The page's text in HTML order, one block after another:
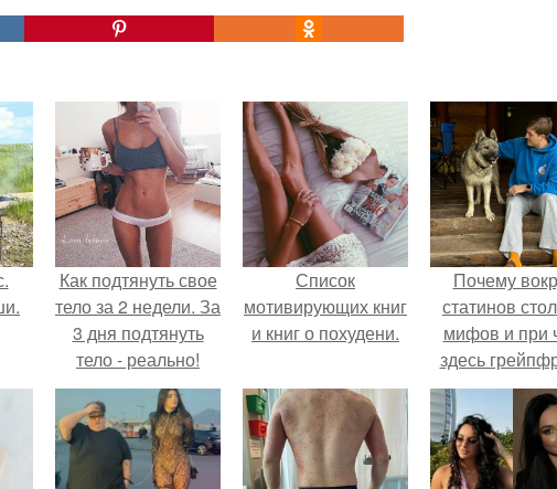
Как подтянуть свое
тело за 2 недели. За
3 дня подтянуть
тело - реально!
Список
мотивирующих книг
и книг о похудени.
Почему
статинов
мифов и при
здесь